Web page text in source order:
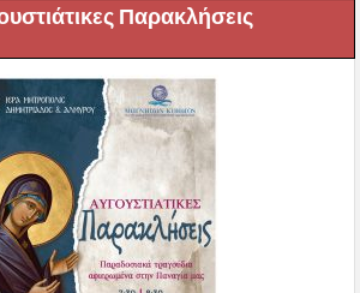
Παρακλήσεις